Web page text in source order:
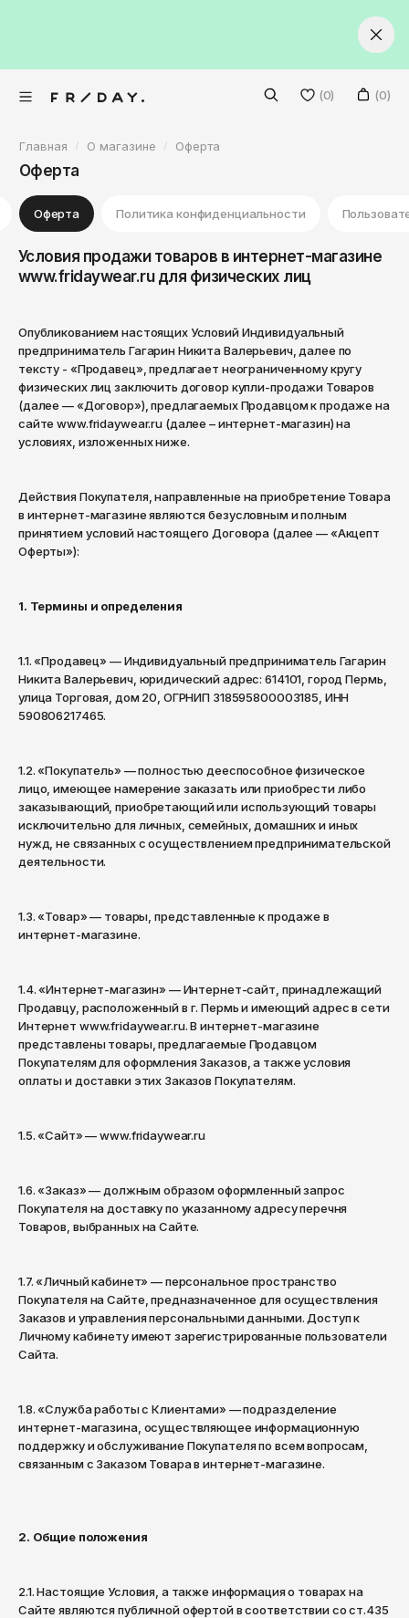
НАШИ МАГАЗИНЫ В ПЕРМИ:
ИСКЛЮЧИТЕЛЬНО ОРИГИНАЛЬНЫЕ ТОВАРЫ
Обувь
Кроссовки на лето
Кроссовки
Кеды
Сланцы
Уход за обувью
Верхняя одежда
Куртки на лето
Ветровки
Пуховики
Куртки
Бомберы
Одежда
Олимпийки
Рубашки
Лонгсливы
Поло
Джинсы
Штаны
Аксессуары
Шапки
Перчатки
Рюкзаки
Ремни
Женское
Обувь
Ботинки
Кроссовки
Кеды
Сланцы
Верхняя одежда
Анораки
Парки
Пуховики
Жилеты
Бомберы
Толстовки
Cвитеры
Рубашки
Платья
Поло
Джинсы
Штаны
Шорты
Шапки
Шарфы
Кошельки
Бренды
Все бренды
Adidas Originals
Alpha Industries
Anta
Anteater
Carhartt WIP
Casio
Converse
Crocs
Dickies
Didriksons
Dr. Martens
Ellesse
Fred Perry
Helly Hansen
Hi-Tec
Hoka One One
Jordan
Lacoste
Levi's
Li-Ning
Native
New Balance
Obey
Ragged Jeans
Новинки
+7 (965) 579-03-90
Магазины
Войти
(0) (0)
Главная О магазине Оферта
Оферта
Оферта Политика конфиденциальности
Условия продажи товаров в интернет-магазине
www.fridaywear.ruдля физических лиц
Опубликованием настоящих Условий Индивидуальный
предприниматель Гагарин Никита Валерьевич, далее по
тексту - «Продавец», предлагает неограниченному кругу
физических лиц заключить договор купли-продажи Товаров
(далее — «Договор»), предлагаемых Продавцом к продаже на
сайтеwww.fridaywear.ru (далее – интернет-магазин) на
условиях, изложенных ниже.
Действия Покупателя, направленные на приобретение Товара
в интернет-магазине являются безусловным и полным
принятием условий настоящего Договора (далее — «Акцепт
Оферты»):
1. Термины и определения
1.1. «Продавец» — Индивидуальный предприниматель Гагарин
Никита Валерьевич, юридический адрес: 614101, город Пермь,
улица Торговая, дом 20, ОГРНИП 318595800003185, ИНН
590806217465.
1.2. «Покупатель» — полностью дееспособное физическое
лицо, имеющее намерение заказать или приобрести либо
заказывающий, приобретающий или использующий товары
исключительно для личных, семейных, домашних и иных
нужд, не связанных с осуществлением предпринимательской
деятельности.
1.3. «Товар» — товары, представленные к продаже в
интернет-магазине.
1.4. «Интернет-магазин» — Интернет-сайт, принадлежащий
Продавцу, расположенный в г. Пермь и имеющий адрес в сети
Интернет www.fridaywear.ru. В интернет-магазине
представлены товары, предлагаемые Продавцом
Покупателям для оформления Заказов, а также условия
оплаты и доставки этих Заказов Покупателям.
1.5. «Сайт» —www.fridaywear.ru
1.6. «Заказ» — должным образом оформленный запрос
Покупателя на доставку по указанному адресу перечня
Товаров, выбранных на Сайте.
1.7. «Личный кабинет» — персональное пространство
Покупателя на Сайте, предназначенное для осуществления
Заказов и управления персональными данными. Доступ к
Личному кабинету имеют зарегистрированные пользователи
Cайта.
1.8. «Служба работы с Клиентами» — подразделение
интернет-магазина, осуществляющее информационную
поддержку и обслуживание Покупателя по всем вопросам,
связанным с Заказом Товара в интернет-магазине.
2. Общие положения
2.1. Настоящие Условия, а также информация о товарах на
Сайте являются публичной офертой в соответствии со ст.435
Волгоград
Казань
Краснодар
Красноярск
Нижний Новгород
Абакан
Анадырь
Архангельск
Астрахань
Белгород
Биробиджан
Брянск
Владивосток
Владикавказ
Волгоград
Волгодонск
Вологда
Воронеж
Грозный
Ижевск
Иркутск
Йошкар-Ола
Калининград
Кемерово
Киров
Кострома
Краснодар
Красноярск
Курск
Кызыл
Магнитогорск
Махачкала